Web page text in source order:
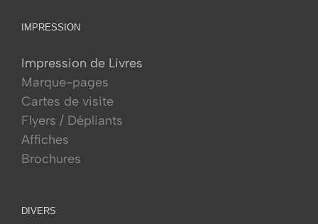
IMPRESSION
Impression de Livres
Marque-pages
Cartes de visite
Flyers / Dépliants
Affiches
Brochures
DIVERS